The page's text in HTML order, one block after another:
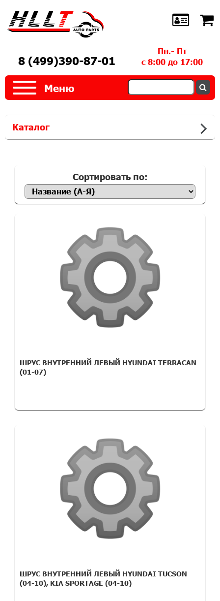
8 (499)390-87-01
Пн.- Пт
с 8:00 до 17:00
Меню
Каталог
Сортировать по:
ШРУС ВНУТРЕННИЙ ЛЕВЫЙ HYUNDAI TERRACAN
(01-07)
ШРУС ВНУТРЕННИЙ ЛЕВЫЙ HYUNDAI TUCSON
(04-10), KIA SPORTAGE (04-10)